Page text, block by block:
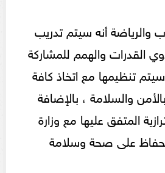
والرياضة أنه سيتم تدريب
القدرات والهمم للمشاركة
تنظيمها مع اتخاذ كافة
والسلامة ، بالإضافة
المتفق عليها مع وزارة
على صحة وسلامة